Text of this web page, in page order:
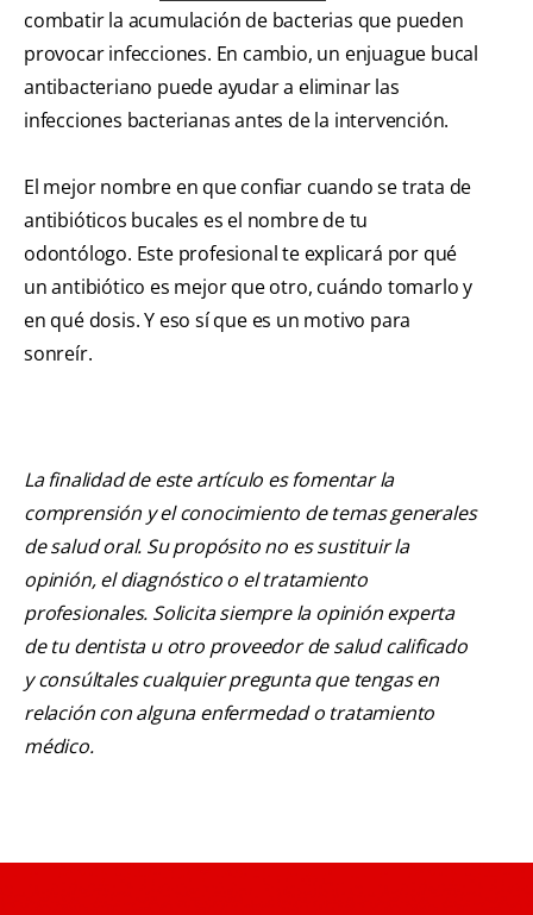
combatir la acumulación de bacterias que pueden
provocar infecciones. En cambio, un enjuague bucal
antibacteriano puede ayudar a eliminar las
infecciones bacterianas antes de la intervención.
El mejor nombre en que confiar cuando se trata de
antibióticos bucales es el nombre de tu
odontólogo. Este profesional te explicará por qué
un antibiótico es mejor que otro, cuándo tomarlo y
en qué dosis. Y eso sí que es un motivo para
sonreír.
La finalidad de este artículo es fomentar la
comprensión y el conocimiento de temas generales
de salud oral. Su propósito no es sustituir la
opinión, el diagnóstico o el tratamiento
profesionales. Solicita siempre la opinión experta
de tu dentista u otro proveedor de salud calificado
y consúltales cualquier pregunta que tengas en
relación con alguna enfermedad o tratamiento
médico.